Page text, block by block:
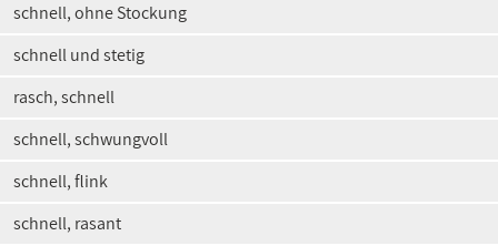
schnell, ohne Stockung
schnell und stetig
rasch, schnell
schnell, schwungvoll
schnell, flink
schnell, rasant